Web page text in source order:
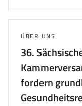
36.
fordern
THEMA:
ÜBER UNS